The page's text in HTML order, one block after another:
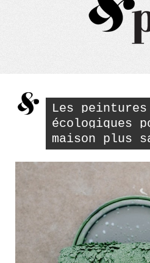
Les peintures
écologiques
maison plus